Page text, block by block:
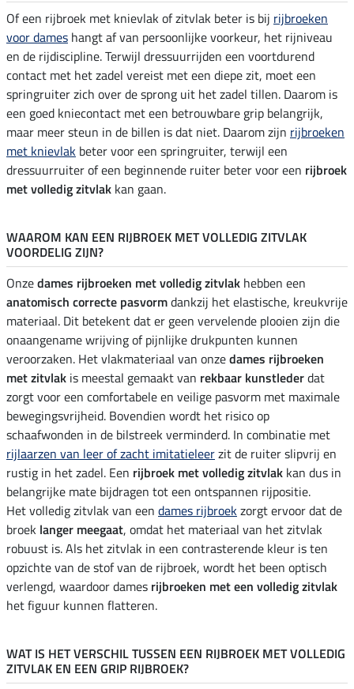
Of een rijbroek met knievlak of zitvlak beter is bij rijbroeken
voor dames hangt af van persoonlijke voorkeur, het rijniveau
en de rijdiscipline. Terwijl dressuurrijden een voortdurend
contact met het zadel vereist met een diepe zit, moet een
springruiter zich over de sprong uit het zadel tillen. Daarom is
een goed kniecontact met een betrouwbare grip belangrijk,
maar meer steun in de billen is dat niet. Daarom zijn rijbroeken
met knievlak beter voor een springruiter, terwijl een
dressuurruiter of een beginnende ruiter beter voor een rijbroek
met volledig zitvlak kan gaan.
WAAROM KAN EEN RIJBROEK MET VOLLEDIG ZITVLAK
VOORDELIG ZIJN?
Onzedames rijbroeken met volledig zitvlak hebben een
anatomisch correcte pasvormdankzij het elastische, kreukvrije
materiaal. Dit betekent dat er geen vervelende plooien zijn die
onaangename wrijving of pijnlijke drukpunten kunnen
veroorzaken. Het vlakmateriaal van onzedames rijbroeken
met zitvlak is meestal gemaakt van rekbaar kunstlederdat
zorgt voor een comfortabele en veilige pasvorm met maximale
bewegingsvrijheid. Bovendien wordt het risico op
schaafwonden in de bilstreek verminderd. In combinatie met
rijlaarzen van leer of zacht imitatieleerzit de ruiter slipvrij en
rustig in het zadel. Een rijbroek met volledig zitvlak kan dus in
belangrijke mate bijdragen tot een ontspannen rijpositie.
Het volledig zitvlak van een dames rijbroekzorgt ervoor dat de
broek langer meegaat, omdat het materiaal van het zitvlak
robuust is. Als het zitvlak in een contrasterende kleur is ten
opzichte van de stof van de rijbroek, wordt het been optisch
verlengd, waardoor dames rijbroeken met een volledig zitvlak
het figuur kunnen flatteren.
WAT IS HET VERSCHIL TUSSEN EEN RIJBROEK MET VOLLEDIG
ZITVLAK EN EEN GRIP RIJBROEK?